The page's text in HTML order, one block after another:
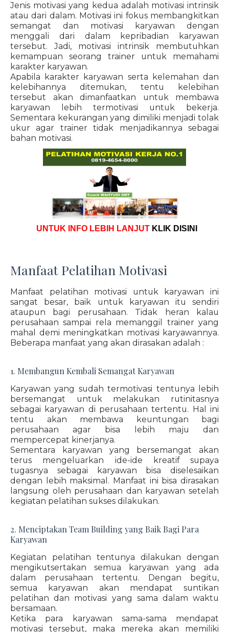
Jenis motivasi yang kedua adalah motivasi intrinsik
atau dari dalam. Motivasi ini fokus membangkitkan
semangat dan motivasi karyawan dengan
menggali dari dalam kepribadian karyawan
tersebut. Jadi, motivasi intrinsik membutuhkan
kemampuan seorang trainer untuk memahami
karakter karyawan.
Apabila karakter karyawan serta kelemahan dan
kelebihannya ditemukan, tentu kelebihan
tersebut akan dimanfaatkan untuk membawa
karyawan lebih termotivasi untuk bekerja.
Sementara kekurangan yang dimiliki menjadi tolak
ukur agar trainer tidak menjadikannya sebagai
bahan motivasi.
UNTUK INFO LEBIH LANJUT KLIK DISINI
Manfaat Pelatihan Motivasi
Manfaat pelatihan motivasi untuk karyawan ini
sangat besar, baik untuk karyawan itu sendiri
ataupun bagi perusahaan. Tidak heran kalau
perusahaan sampai rela memanggil trainer yang
mahal demi meningkatkan motivasi karyawannya.
Beberapa manfaat yang akan dirasakan adalah :
1. Membangun Kembali Semangat Karyawan
Karyawan yang sudah termotivasi tentunya lebih
bersemangat untuk melakukan rutinitasnya
sebagai karyawan di perusahaan tertentu. Hal ini
tentu akan membawa keuntungan bagi
perusahaan agar bisa lebih maju dan
mempercepat kinerjanya.
Sementara karyawan yang bersemangat akan
terus mengeluarkan ide-ide kreatif supaya
tugasnya sebagai karyawan bisa diselesaikan
dengan lebih maksimal. Manfaat ini bisa dirasakan
langsung oleh perusahaan dan karyawan setelah
kegiatan pelatihan sukses dilakukan.
2. Menciptakan Team Building yang Baik Bagi Para
Karyawan
Kegiatan pelatihan tentunya dilakukan dengan
mengikutsertakan semua karyawan yang ada
dalam perusahaan tertentu. Dengan begitu,
semua karyawan akan mendapat suntikan
pelatihan dan motivasi yang sama dalam waktu
bersamaan.
Ketika para karyawan sama-sama mendapat
motivasi tersebut, maka mereka akan memiliki